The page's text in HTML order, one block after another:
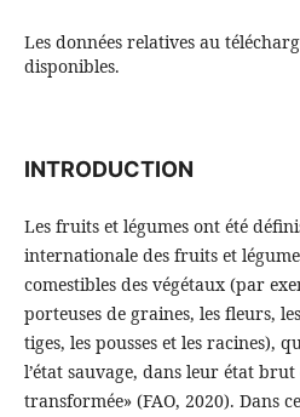
Les données relatives au
disponibles.
INTRODUCTION
Les fruits et légumes ont été
internationale des fruits et
comestibles des végétaux (par
porteuses de graines, les fleurs,
tiges, les pousses et les racines),
l’état sauvage, dans leur état
transformée» (FAO, 2020). Dans